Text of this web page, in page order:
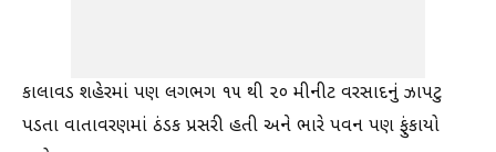
કાલાવડ શહેરમાં પણ લગભગ ૧૫ થી ૨૦ મીનીટ વરસાદનું ઝાપટુ
પડતા વાતાવરણમાં ઠંડક પ્રસરી હતી અને ભારે પવન પણ ફુંકાયો